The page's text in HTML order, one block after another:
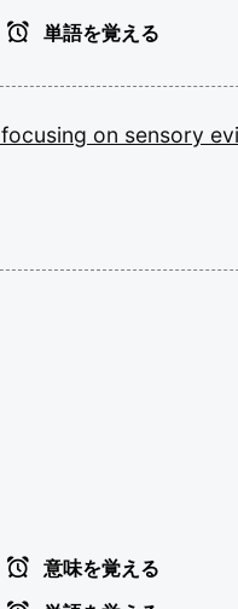
単語を覚える
focusing on sensory
意味を覚える